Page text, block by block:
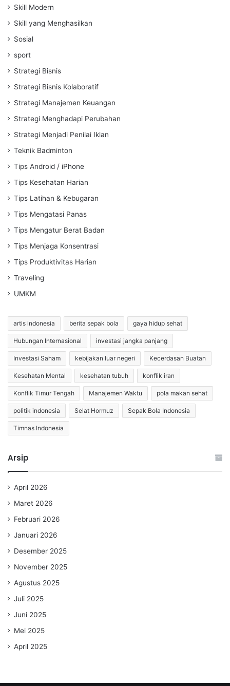
Skill Modern
Skill yang Menghasilkan
Sosial
sport
Strategi Bisnis
Strategi Bisnis Kolaboratif
Strategi Manajemen Keuangan
Strategi Menghadapi Perubahan
Strategi Menjadi Penilai Iklan
Teknik Badminton
Tips Android / iPhone
Tips Kesehatan Harian
Tips Latihan & Kebugaran
Tips Mengatasi Panas
Tips Mengatur Berat Badan
Tips Menjaga Konsentrasi
Tips Produktivitas Harian
Traveling
UMKM
artis indonesia berita sepak bola gaya hidup sehat
Hubungan Internasional investasi jangka panjang
Investasi Saham kebijakan luar negeri Kecerdasan Buatan
Kesehatan Mental kesehatan tubuh konflik iran
Konflik Timur Tengah Manajemen Waktu pola makan sehat
politik indonesia Selat Hormuz Sepak Bola Indonesia
Timnas Indonesia
Arsip
April 2026
Maret 2026
Februari 2026
Januari 2026
Desember 2025
November 2025
Agustus 2025
Juli 2025
Juni 2025
Mei 2025
April 2025